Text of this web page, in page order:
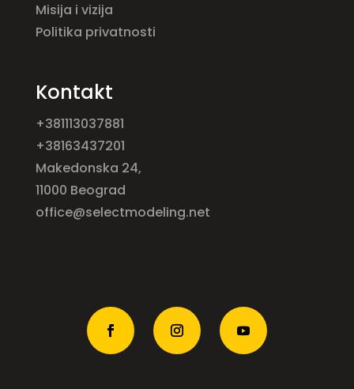
Misija i vizija
Politika privatnosti
Kontakt
+381113037881
+38163437201
Makedonska 24,
11000 Beograd
office@selectmodeling.net